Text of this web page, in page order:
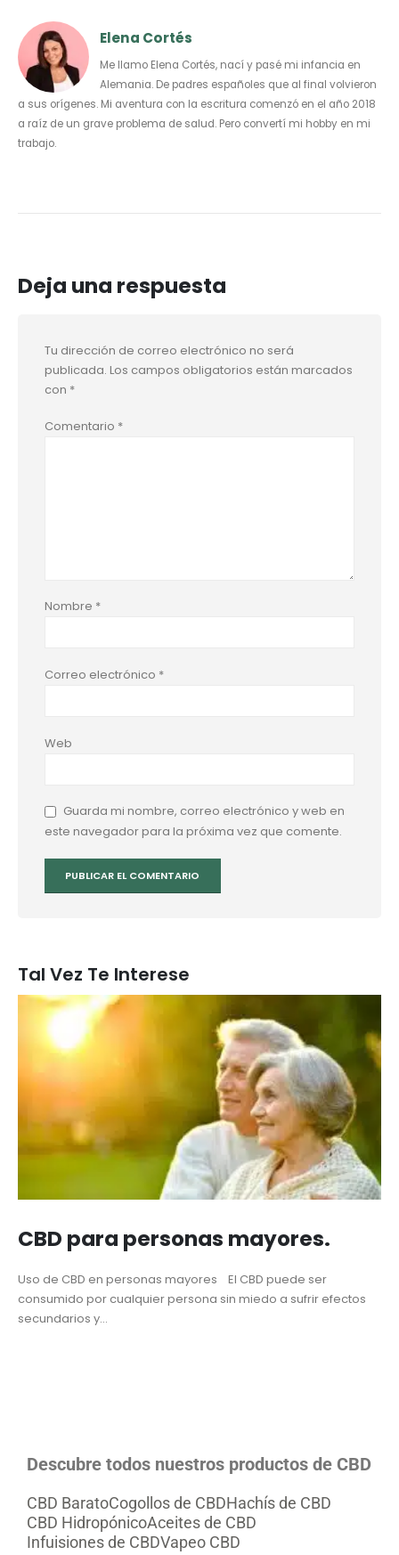
Elena Cortés
Me llamo Elena Cortés, nací y pasé mi infancia en
Alemania. De padres españoles que al final volvieron
a sus orígenes. Mi aventura con la escritura comenzó en el año 2018
a raíz de un grave problema de salud. Pero convertí mi hobby en mi
trabajo.
Deja una respuesta
Tu dirección de correo electrónico no será
publicada. Los campos obligatorios están marcados
con *
Comentario *
Nombre *
Correo electrónico *
Web
Guarda mi nombre, correo electrónico y web en
este navegador para la próxima vez que comente.
Tal Vez Te Interese
CBD para personas mayores.
Uso de CBD en personas mayores El CBD puede ser
consumido por cualquier persona sin miedo a sufrir efectos
secundarios y...
Descubre todos nuestros productos de CBD
CBD BaratoCogollos de CBDHachís de CBD
CBD HidropónicoAceites de CBD
Infuisiones de CBDVapeo CBD